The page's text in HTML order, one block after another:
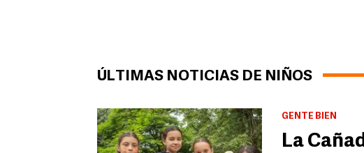
ÚLTIMAS NOTICIAS DE NIÑOS
GENTE BIEN
La